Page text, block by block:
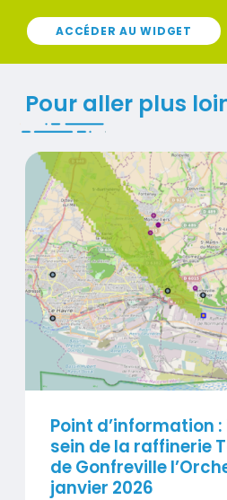
ACCÉDER AU WIDGET
Pour aller plus
Visuel
Point d’information
sein de la raffinerie
de Gonfreville
janvier 2026